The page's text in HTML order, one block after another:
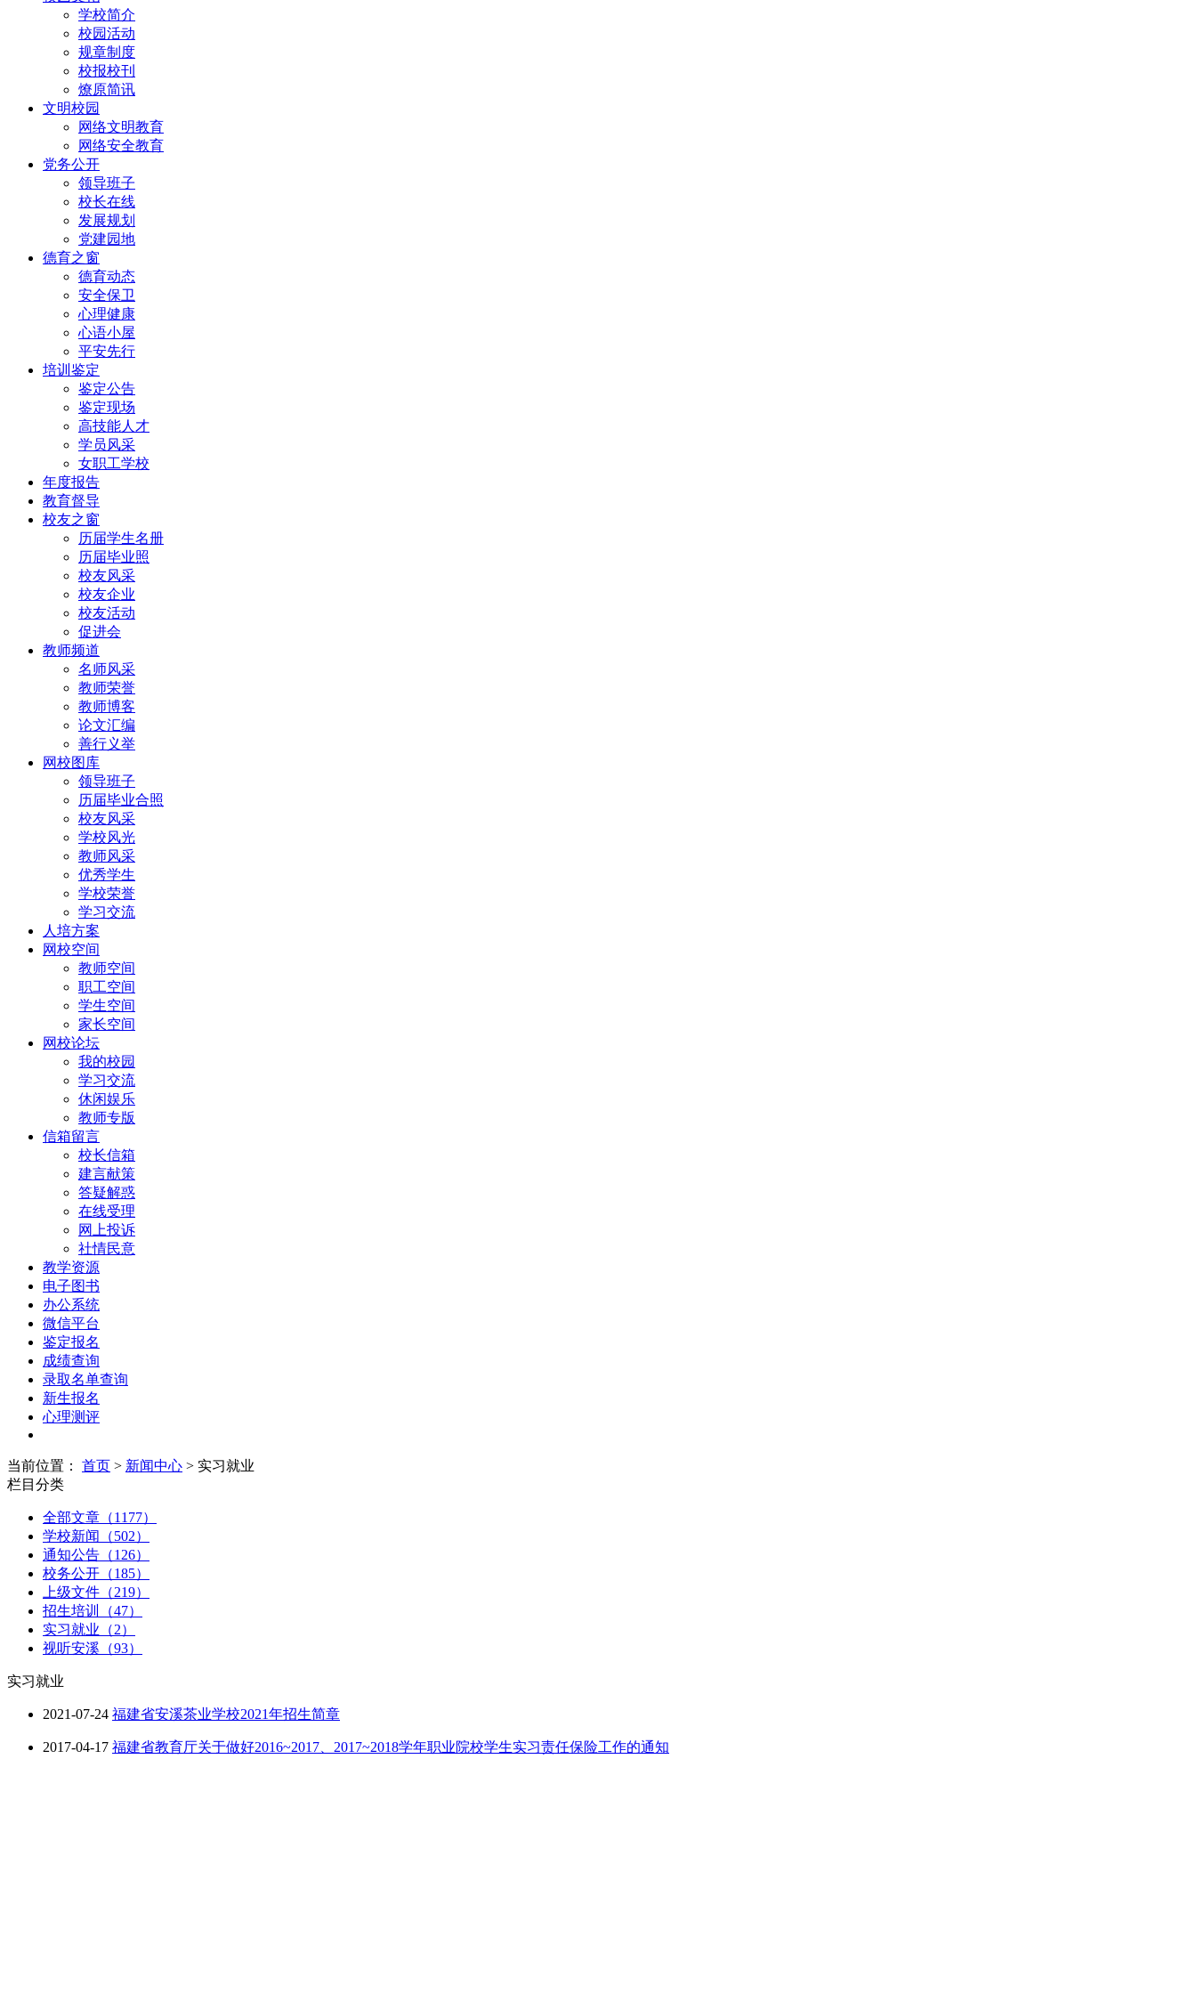
学校简介
校园活动
规章制度
校报校刊
燎原简讯
文明校园
网络文明教育
网络安全教育
党务公开
领导班子
校长在线
发展规划
党建园地
德育之窗
德育动态
安全保卫
心理健康
心语小屋
平安先行
培训鉴定
鉴定公告
鉴定现场
高技能人才
学员风采
女职工学校
年度报告
教育督导
校友之窗
历届学生名册
历届毕业照
校友风采
校友企业
校友活动
促进会
教师频道
名师风采
教师荣誉
教师博客
论文汇编
善行义举
网校图库
领导班子
历届毕业合照
校友风采
学校风光
教师风采
优秀学生
学校荣誉
学习交流
人培方案
网校空间
教师空间
职工空间
学生空间
家长空间
网校论坛
我的校园
学习交流
休闲娱乐
教师专版
信箱留言
校长信箱
建言献策
答疑解惑
在线受理
网上投诉
社情民意
教学资源
电子图书
办公系统
微信平台
鉴定报名
成绩查询
录取名单查询
新生报名
心理测评
当前位置： 首页 > 新闻中心 > 实习就业
栏目分类
全部文章（1177）
学校新闻（502）
通知公告（126）
校务公开（185）
上级文件（219）
招生培训（47）
实习就业（2）
视听安溪（93）
实习就业
2021-07-24 福建省安溪茶业学校2021年招生简章
2017-04-17 福建省教育厅关于做好2016~2017、2017~2018学年职业院校学生实习责任保险工作的通知